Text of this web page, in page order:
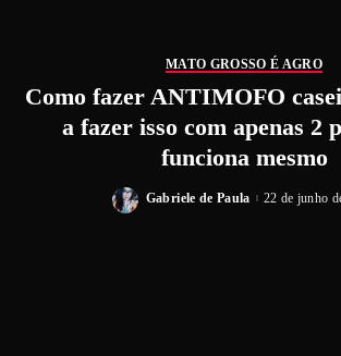
MATO GROSSO É AGRO
Como fazer ANTIMOFO
a fazer isso com apenas 2
funciona mesmo
Gabriele de Paula 22 de junho